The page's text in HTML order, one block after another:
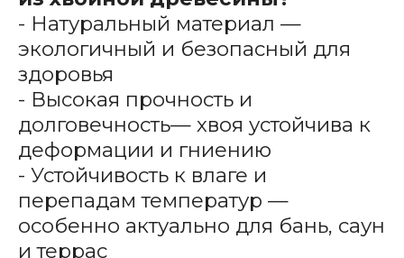
- Натуральный материал —
экологичный и безопасный для
здоровья
- Высокая прочность и
долговечность— хвоя устойчива к
деформации и гниению
- Устойчивость к влаге и
перепадам температур —
особенно актуально для бань, саун
и террас